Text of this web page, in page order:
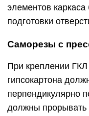
элементов
подготовки
Саморезы с
При креплении
гипсокартона
перпендикулярно
должны прорывать